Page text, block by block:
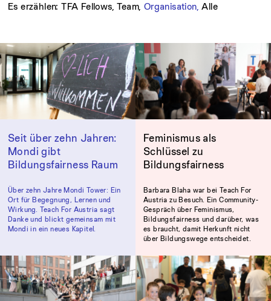
Es erzählen:TFA Fellows,Team, Organisation,Alle
Seit über zehn Jahren:
Mondi gibt
Bildungsfairness Raum
Über zehn Jahre Mondi Tower: Ein
Ort für Begegnung, Lernen und
Wirkung. Teach For Austria sagt
Danke und blickt gemeinsam mit
Mondi in ein neues Kapitel.
Feminismus als
Schlüssel zu
Bildungsfairness
Barbara Blaha war bei Teach For
Austria zu Besuch. Ein Community-
Gespräch über Feminismus,
Bildungsfairness und darüber, was
es braucht, damit Herkunft nicht
über Bildungswege entscheidet.